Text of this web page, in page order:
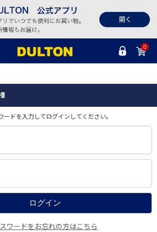
0
ードを入力してログインしてください。
ワードをお忘れの方はこちら